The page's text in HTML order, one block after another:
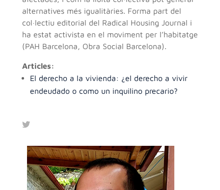
alternatives més igualitàries. Forma part del
col·lectiu editorial del Radical Housing Journal i
ha estat activista en el moviment per l’habitatge
(PAH Barcelona, Obra Social Barcelona).
Articles:
El derecho a la vivienda: ¿el derecho a vivir
endeudado o como un inquilino precario?